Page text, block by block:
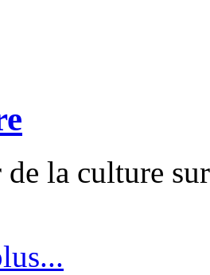
de la culture